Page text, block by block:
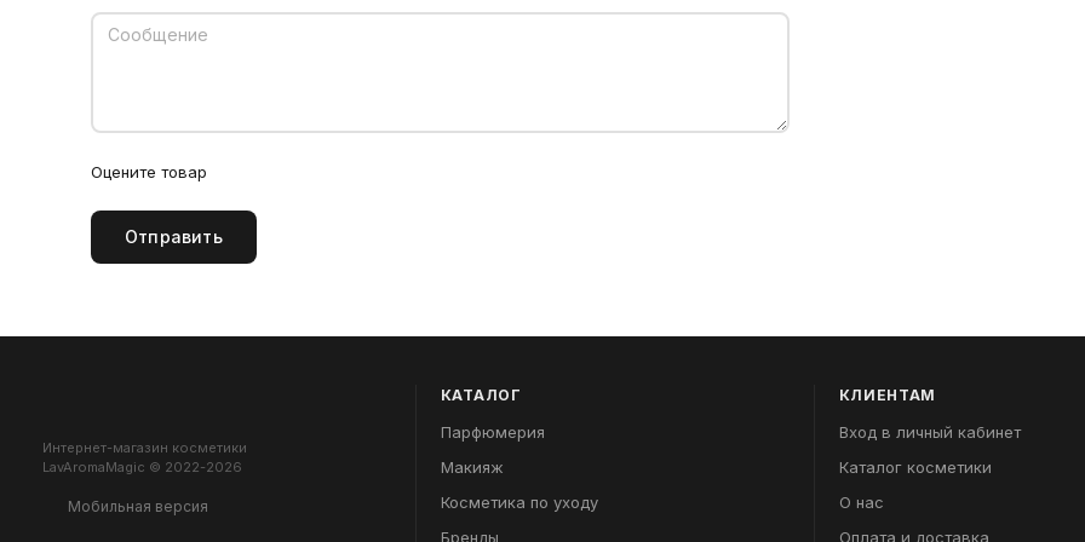
Оцените товар
Отправить
Интернет-магазин косметики
LavAromaMagic © 2022-2026
Мобильная версия
КАТАЛОГ
Парфюмерия
Макияж
Косметика по уходу
Бренды
КЛИЕНТАМ
Вход в личный кабинет
Каталог косметики
О нас
Оплата и доставка